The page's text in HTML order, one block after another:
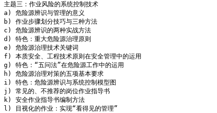
主题三：作业风险的系统控制技术
a) 危险源辨识与管理的意义
b) 作业步骤划分技巧与三种方法
c) 危险源辨识的两种实战方法
d) 特色：重大危险源治理原则
e) 危险源治理技术关键词
f) 本质安全、工程技术原则在安全管理中的运用
g) 特色：“五问法”在危险源工作中的运用
h) 危险源治理对策的五项基本要求
i) 特色：危险源辨识与系统控制模型图
j) 常见的、不推荐的岗位作业指导书
k) 安全作业指导书编制方法
l) 目视化的作业：实现“看得见的管理”